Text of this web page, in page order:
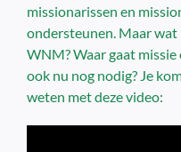
missionarissen en
ondersteunen. Maar wat
WNM? Waar gaat
ook nu nog nodig? Je
weten met deze video: